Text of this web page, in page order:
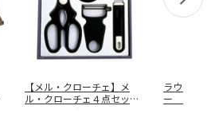
【メル・クローチェ】メ
ル・クローチェ４点セッ
ラウンドメ
ー ＨＢ０